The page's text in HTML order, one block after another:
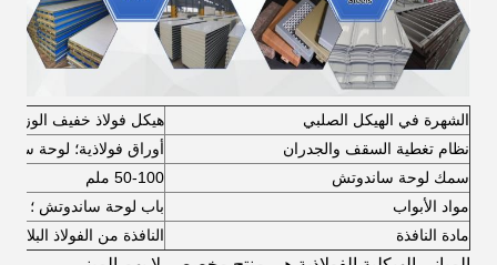
الشهرة في الهيكل الصلبي
هيكل فولاذ خفيف الوزن
نظام تغطية السقف والجدران
أوراق فولاذية؛ لوحة
سمك لوحة ساندوتش
50-100 ملم
مواد الأبواب
باب لوحة ساندوتش ؛
مادة النافذة
النافذة من الفولاذ